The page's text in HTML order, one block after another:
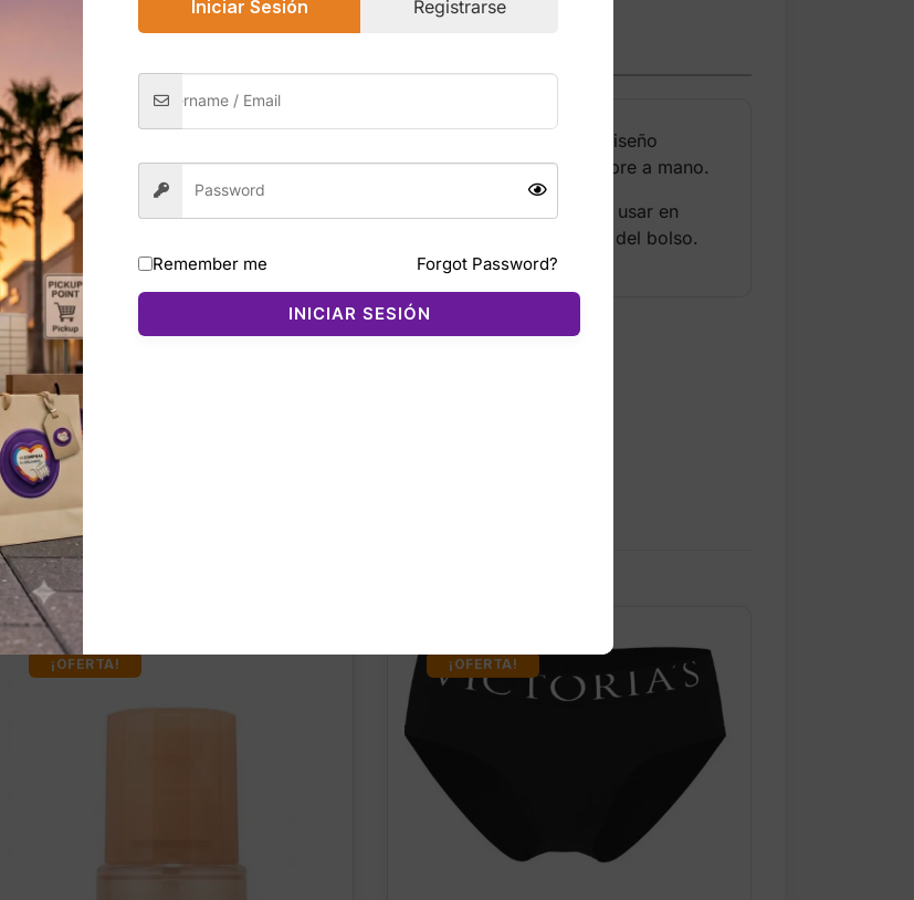
Secret es un llavero tipo muñequera con acabado brillante y un diseño
para sujetar llaves o pequeños accesorios y mantenerlos siempre a mano.
Su tamaño compacto y su diseño de correa lo hacen práctico para usar en
clientes destacan su brillo, calidad y lo fácil que es encontrarlo dentro del bolso.
¡OFERTA! ¡OFERTA!
Iniciar Sesión Registrarse
Remember me Forgot Password?
INICIAR SESIÓN